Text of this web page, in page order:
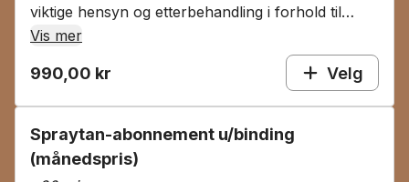
viktige hensyn og etterbehandling i forhold til
hvordan brudekjolen også vil sitte på kroppen.
Denne pakken inkluderer to timer, der en time er
en prøvetime for å teste farge før selve
Vis mer
990,00 kr Velg
Spraytan-abonnement u/binding
(månedspris)